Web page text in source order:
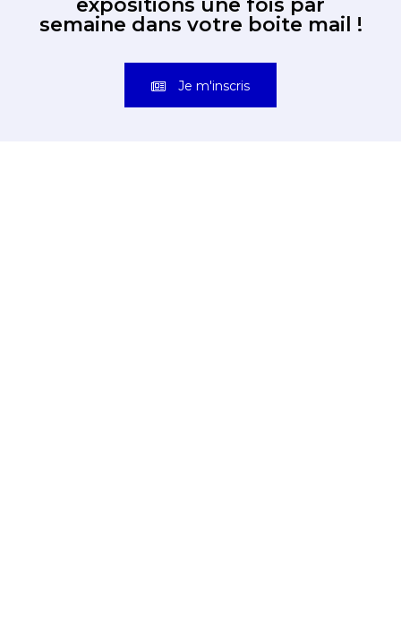
expositions une fois par
semaine dans votre boite mail !
Je m'inscris